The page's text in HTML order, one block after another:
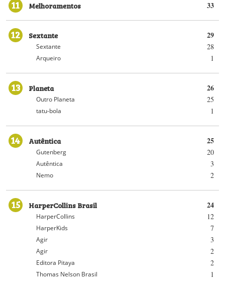
11 33
Melhoramentos
12 29
Sextante
28
Sextante
1
Arqueiro
13 26
Planeta
25
Outro Planeta
1
tatu-bola
14 25
Autêntica
20
Gutenberg
3
Autêntica
2
Nemo
15 24
HarperCollins Brasil
12
HarperCollins
7
HarperKids
3
Agir
2
Agir
2
Editora Pitaya
1
Thomas Nelson Brasil